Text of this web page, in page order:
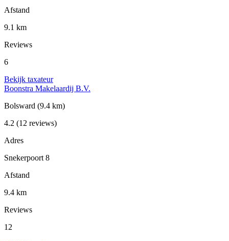
Afstand
9.1 km
Reviews
6
Bekijk taxateur
Boonstra Makelaardij B.V.
Bolsward (9.4 km)
4.2 (12 reviews)
Adres
Snekerpoort 8
Afstand
9.4 km
Reviews
12